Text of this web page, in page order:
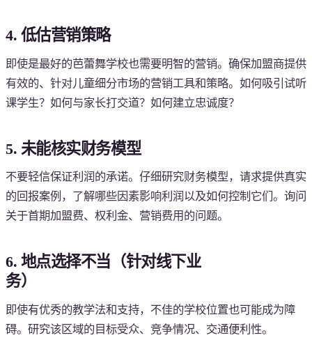
4. 低估营销策略
即使是最好的芭蕾舞学校也需要明智的营销。确保加盟商提供
有效的、针对儿童细分市场的营销工具和策略。如何吸引试听
课学生？如何与家长打交道？如何建立忠诚度？
5. 未能核实财务模型
不要轻信保证利润的承诺。仔细研究财务模型，请求提供真实
的回报案例，了解哪些因素影响利润以及如何控制它们。询问
关于首期加盟费、权利金、营销费用的问题。
6. 地点选择不当（针对线下业
务）
即使有优秀的教学法和支持，不佳的学校位置也可能成为障
碍。研究该区域的目标受众、竞争情况、交通便利性。